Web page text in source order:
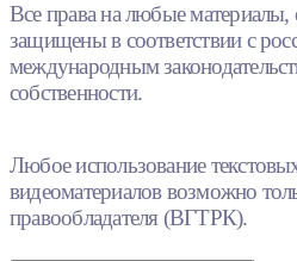
Все права на любые материалы,
защищены в соответствии с
международным
собственности.
Любое использование
видеоматериалов возможно
правообладателя (ВГТРК).